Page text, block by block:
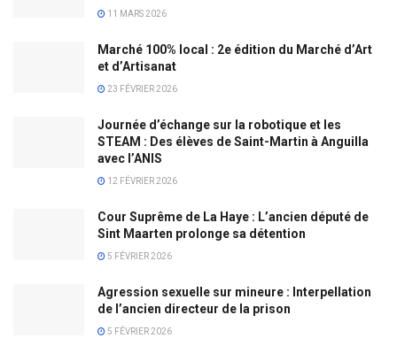
11 MARS 2026
Marché 100% local : 2e édition du Marché d’Art
et d’Artisanat
23 FÉVRIER 2026
Journée d’échange sur la robotique et les
STEAM : Des élèves de Saint-Martin à Anguilla
avec l’ANIS
12 FÉVRIER 2026
Cour Suprême de La Haye : L’ancien député de
Sint Maarten prolonge sa détention
5 FÉVRIER 2026
Agression sexuelle sur mineure : Interpellation
de l’ancien directeur de la prison
5 FÉVRIER 2026